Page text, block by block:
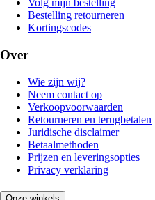
Volg mijn bestelling
Bestelling retourneren
Kortingscodes
Over
Wie zijn wij?
Neem contact op
Verkoopvoorwaarden
Retourneren en terugbetalen
Juridische disclaimer
Betaalmethoden
Prijzen en leveringsopties
Privacy verklaring